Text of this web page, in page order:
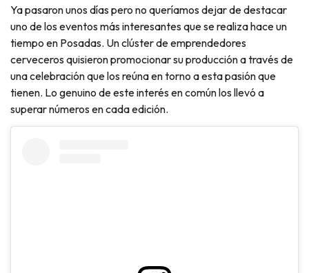
Ya pasaron unos días pero no queríamos dejar de destacar
uno de los eventos más interesantes que se realiza hace un
tiempo en Posadas. Un clúster de emprendedores
cerveceros quisieron promocionar su producción a través de
una celebración que los reúna en torno a esta pasión que
tienen. Lo genuino de este interés en común los llevó a
superar números en cada edición.